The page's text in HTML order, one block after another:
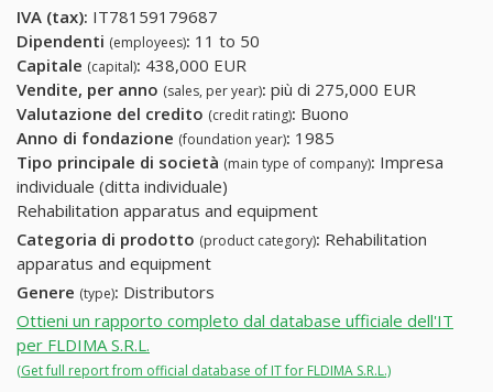
IVA (tax): IT78159179687
Dipendenti (employees): 11 to 50
Capitale (capital): 438,000 EUR
Vendite, per anno (sales, per year): più di 275,000 EUR
Valutazione del credito (credit rating): Buono
Anno di fondazione (foundation year): 1985
Tipo principale di società (main type of company): Impresa
individuale (ditta individuale)
Rehabilitation apparatus and equipment
Categoria di prodotto (product category): Rehabilitation
apparatus and equipment
Genere (type): Distributors
Ottieni un rapporto completo dal database ufficiale dell'IT
per FLDIMA S.R.L.
(Get full report from official database of IT for FLDIMA S.R.L.)